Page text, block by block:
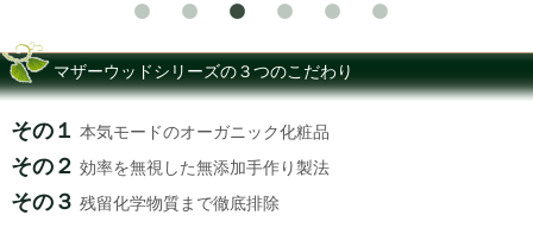
マザーウッドシリーズの３つのこだわり
その１ 本気モードのオーガニック化粧品
その２ 効率を無視した無添加手作り製法
その３ 残留化学物質まで徹底排除